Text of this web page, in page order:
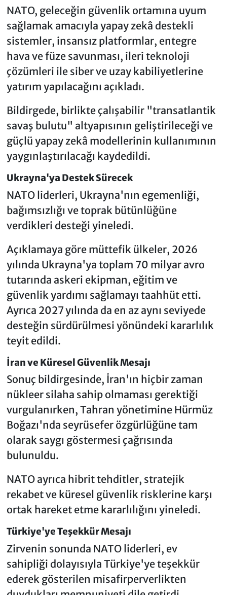
NATO, geleceğin güvenlik ortamına uyum
sağlamak amacıyla yapay zekâ destekli
sistemler, insansız platformlar, entegre
hava ve füze savunması, ileri teknoloji
çözümleri ile siber ve uzay kabiliyetlerine
yatırım yapılacağını açıkladı.
Bildirgede, birlikte çalışabilir "transatlantik
savaş bulutu" altyapısının geliştirileceği ve
güçlü yapay zekâ modellerinin kullanımının
yaygınlaştırılacağı kaydedildi.
Ukrayna'ya Destek Sürecek
NATO liderleri, Ukrayna'nın egemenliği,
bağımsızlığı ve toprak bütünlüğüne
verdikleri desteği yineledi.
Açıklamaya göre müttefik ülkeler, 2026
yılında Ukrayna'ya toplam 70 milyar avro
tutarında askeri ekipman, eğitim ve
güvenlik yardımı sağlamayı taahhüt etti.
Ayrıca 2027 yılında da en az aynı seviyede
desteğin sürdürülmesi yönündeki kararlılık
teyit edildi.
İran ve Küresel Güvenlik Mesajı
Sonuç bildirgesinde, İran'ın hiçbir zaman
nükleer silaha sahip olmaması gerektiği
vurgulanırken, Tahran yönetimine Hürmüz
Boğazı'nda seyrüsefer özgürlüğüne tam
olarak saygı göstermesi çağrısında
bulunuldu.
NATO ayrıca hibrit tehditler, stratejik
rekabet ve küresel güvenlik risklerine karşı
ortak hareket etme kararlılığını yineledi.
Türkiye'ye Teşekkür Mesajı
Zirvenin sonunda NATO liderleri, ev
sahipliği dolayısıyla Türkiye'ye teşekkür
ederek gösterilen misafirperverlikten